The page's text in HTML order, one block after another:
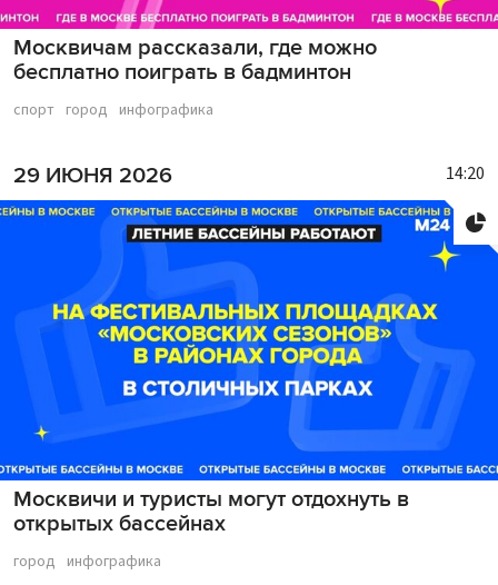
Москвичам рассказали, где можно
бесплатно поиграть в бадминтон
спорт город инфографика
29 ИЮНЯ 2026
Москвичи и туристы могут отдохнуть в
открытых бассейнах
14:20
город инфографика